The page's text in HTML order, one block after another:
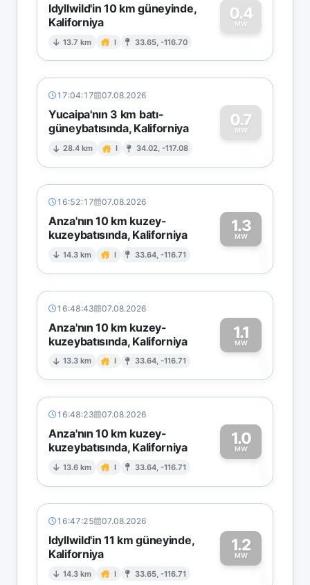
Idyllwild'in 10 km güneyinde,
Kaliforniya
13.7 km I 33.65, -116.70
0.4
MW
0
17:04:17 07.08.2026
Yucaipa'nın 3 km batı-
güneybatısında, Kaliforniya
28.4 km I 34.02, -117.08
0.7
MW
0
16:52:17 07.08.2026
Anza'nın 10 km kuzey-
kuzeybatısında, Kaliforniya
14.3 km I 33.64, -116.71
1.3
MW1
16:48:43 07.08.2026
Anza'nın 10 km kuzey-
kuzeybatısında, Kaliforniya
13.3 km I 33.64, -116.71
1.1
MW1
16:48:23 07.08.2026
Anza'nın 10 km kuzey-
kuzeybatısında, Kaliforniya
13.6 km I 33.64, -116.71
1.0
MW1
16:47:25 07.08.2026
Idyllwild'in 11 km güneyinde,
Kaliforniya
14.3 km I 33.65, -116.71
1.2
MW